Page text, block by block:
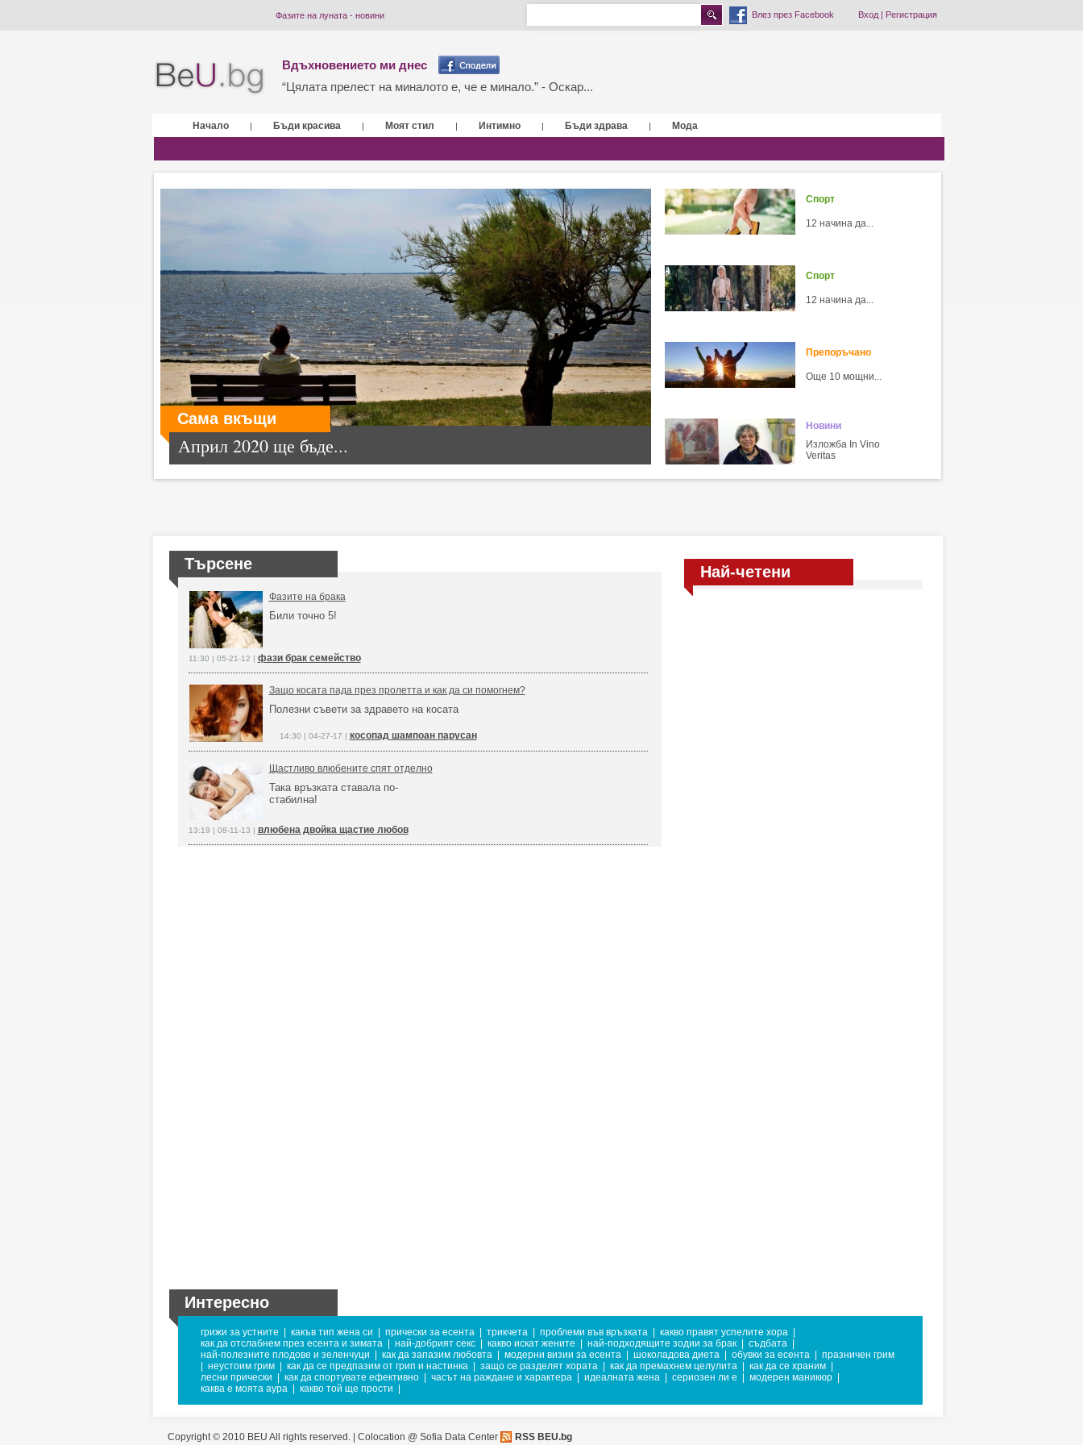
Фазите на луната - новини Влез през Facebook Вход| Регистрация
Вдъхновението ми днес
“Цялата прелест на миналото е, че е минало.” - Оскар...
Начало | Бъди красива | Моят стил | Интимно | Бъди здрава | Мода
Сама вкъщи
Април 2020 ще бъде...
Спорт
12 начина да...
Спорт
12 начина да...
Препоръчано
Още 10 мощни...
Новини
Изложба In Vino
Veritas
Търсене
Фазите на брака
Били точно 5!
11:30 | 05-21-12 | фази брак семейство
Защо косата пада през пролетта и как да си помогнем?
Полезни съвети за здравето на косата
14:30 | 04-27-17 | косопад шампоан парусан
Щастливо влюбените спят отделно
Така връзката ставала по-
стабилна!
13:19 | 08-11-13 | влюбена двойка щастие любов
Най-четени
Интересно
грижи за устните какъв тип жена си прически за есента трикчета проблеми във връзката какво правят успелите хора
как да отслабнем през есента и зимата
най-добрият секс какво искат жените най-подходящите зодии за брак съдбата
най-полезните плодове и зеленчуци
как да запазим любовта модерни визии за есента шоколадова диета обувки за есента
празничен грим
неустоим грим как да се предпазим от грип и настинка защо се разделят хората как да премахнем целулита как да се храним
лесни прически
как да спортувате ефективно часът на раждане и характера идеалната жена сериозен ли е модерен маникюр
каква е моята аура
какво той ще прости
Copyright © 2010 BEU All rights reserved. | Colocation @ Sofia Data Center RSS BEU.bg